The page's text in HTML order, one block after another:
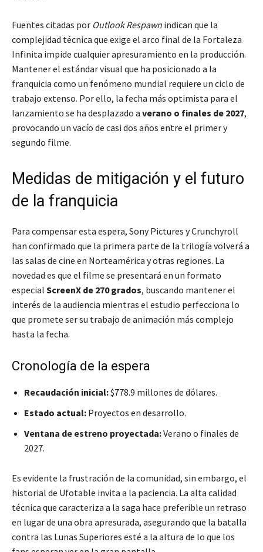
Fuentes citadas por Outlook Respawn indican que la
complejidad técnica que exige el arco final de la Fortaleza
Infinita impide cualquier apresuramiento en la producción.
Mantener el estándar visual que ha posicionado a la
franquicia como un fenómeno mundial requiere un ciclo de
trabajo extenso. Por ello, la fecha más optimista para el
lanzamiento se ha desplazado a verano o finales de 2027,
provocando un vacío de casi dos años entre el primer y
segundo filme.
Medidas de mitigación y el futuro
de la franquicia
Para compensar esta espera, Sony Pictures y Crunchyroll
han confirmado que la primera parte de la trilogía volverá a
las salas de cine en Norteamérica y otras regiones. La
novedad es que el filme se presentará en un formato
especial ScreenX de 270 grados, buscando mantener el
interés de la audiencia mientras el estudio perfecciona lo
que promete ser su trabajo de animación más complejo
hasta la fecha.
Cronología de la espera
Recaudación inicial:$778.9 millones de dólares.
Estado actual: Proyectos en desarrollo.
Ventana de estreno proyectada:Verano o finales de
2027.
Es evidente la frustración de la comunidad, sin embargo, el
historial de Ufotable invita a la paciencia. La alta calidad
técnica que caracteriza a la saga hace preferible un retraso
en lugar de una obra apresurada, asegurando que la batalla
contra las Lunas Superiores esté a la altura de lo que los